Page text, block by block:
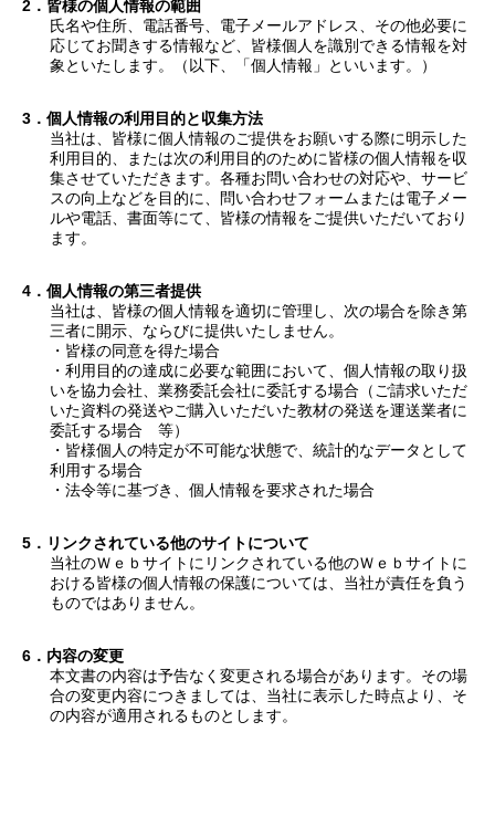
皆様の個人情報の範囲
氏名や住所、電話番号、電子メールアドレス、その他必要に
応じてお聞きする情報など、皆様個人を識別できる情報を対
象といたします。（以下、「個人情報」といいます。）
個人情報の利用目的と収集方法
当社は、皆様に個人情報のご提供をお願いする際に明示した
利用目的、または次の利用目的のために皆様の個人情報を収
集させていただきます。各種お問い合わせの対応や、サービ
スの向上などを目的に、問い合わせフォームまたは電子メー
ルや電話、書面等にて、皆様の情報をご提供いただいており
ます。
個人情報の第三者提供
当社は、皆様の個人情報を適切に管理し、次の場合を除き第
三者に開示、ならびに提供いたしません。
・皆様の同意を得た場合
・利用目的の達成に必要な範囲において、個人情報の取り扱
いを協力会社、業務委託会社に委託する場合（ご請求いただ
いた資料の発送やご購入いただいた教材の発送を運送業者に
委託する場合 等）
・皆様個人の特定が不可能な状態で、統計的なデータとして
利用する場合
・法令等に基づき、個人情報を要求された場合
リンクされている他のサイトについて
当社のＷｅｂサイトにリンクされている他のＷｅｂサイトに
おける皆様の個人情報の保護については、当社が責任を負う
ものではありません。
内容の変更
本文書の内容は予告なく変更される場合があります。その場
合の変更内容につきましては、当社に表示した時点より、そ
の内容が適用されるものとします。